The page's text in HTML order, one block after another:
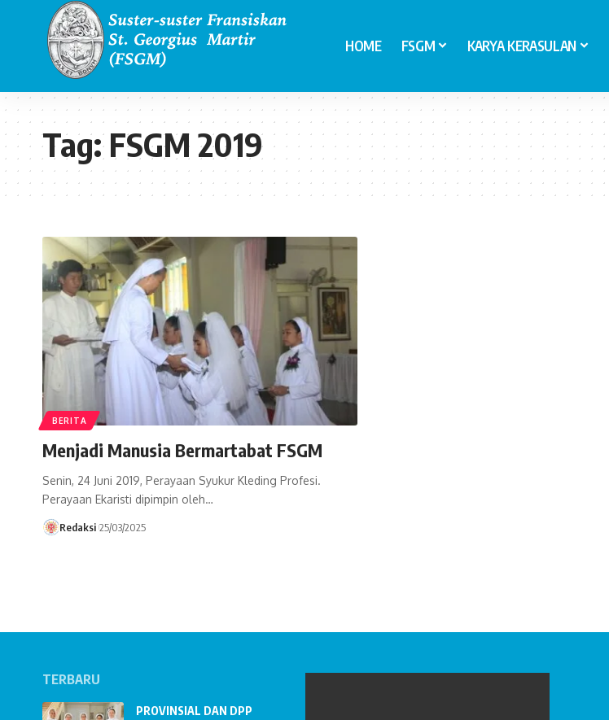
HOME FSGM KARYA KERASULAN
Tag:FSGM 2019
BERITA
Menjadi Manusia Bermartabat FSGM
Senin, 24 Juni 2019, Perayaan Syukur Kleding Profesi.
Perayaan Ekaristi dipimpin oleh…
Redaksi 25/03/2025
TERBARU
PROVINSIAL DAN DPP